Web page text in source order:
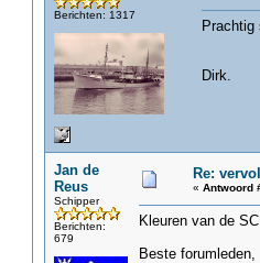
Berichten: 1317
Prachtig
Dirk.
Jan de
Reus
Schipper
Berichten:
679
Re:
« Antwoord
Kleuren van de
Beste forumleden,